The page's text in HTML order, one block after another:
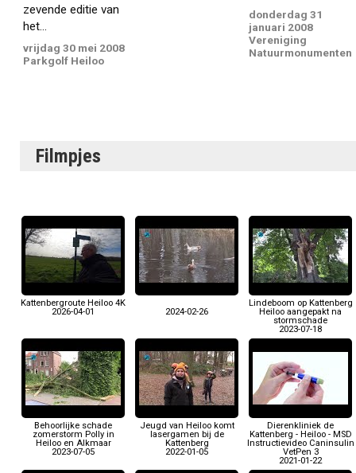
zevende editie van
het...
vrijdag 30 mei 2008
Parkgolf Heiloo
donderdag 31
januari 2008
Vereniging
Natuurmonumenten
Filmpjes
Kattenbergroute Heiloo 4K
2026-04-01
2024-02-26
Lindeboom op Kattenberg
Heiloo aangepakt na
stormschade
2023-07-18
Behoorlijke schade
zomerstorm Polly in
Heiloo en Alkmaar
2023-07-05
Jeugd van Heiloo komt
lasergamen bij de
Kattenberg
2022-01-05
Dierenkliniek de
Kattenberg - Heiloo - MSD
Instructievideo Caninsulin
VetPen 3
2021-01-22